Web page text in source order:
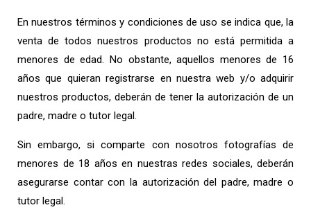
En nuestros términos y condiciones de uso se indica que, la
venta de todos nuestros productos no está permitida a
menores de edad. No obstante, aquellos menores de 16
años que quieran registrarse en nuestra web y/o adquirir
nuestros productos, deberán de tener la autorización de un
padre, madre o tutor legal.
Sin embargo, si comparte con nosotros fotografías de
menores de 18 años en nuestras redes sociales, deberán
asegurarse contar con la autorización del padre, madre o
tutor legal.